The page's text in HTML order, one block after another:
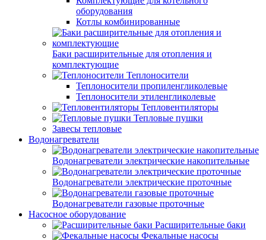
оборудования
Котлы комбинированные
Баки расширительные для отопления и
комплектующие
Теплоносители
Теплоносители пропиленгликолевые
Теплоносители этиленгликолевые
Тепловентиляторы
Тепловые пушки
Завесы тепловые
Водонагреватели
Водонагреватели электрические накопительные
Водонагреватели электрические проточные
Водонагреватели газовые проточные
Насосное оборудование
Расширительные баки
Фекальные насосы